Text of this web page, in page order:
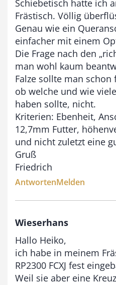
Schiebetisch hatte ich
Frästisch. Völlig
Genau wie ein
einfacher mit einem
Die Frage nach den
man wohl kaum
Falze sollte man
ob welche und wie
haben sollte, nicht.
Kriterien: Ebenheit,
12,7mm Futter,
und nicht zuletzt eine
Gruß
Friedrich
AntwortenMelden
Wieserhans
Hallo Heiko,
ich habe in meinem
RP2300 FCXJ fest
Weil sie aber eine